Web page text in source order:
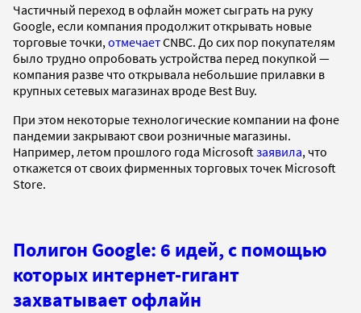
Частичный переход в офлайн может сыграть на руку
Google, если компания продолжит открывать новые
торговые точки, отмечаетCNBC. До сих пор покупателям
было трудно опробовать устройства перед покупкой —
компания разве что открывала небольшие прилавки в
крупных сетевых магазинах вроде Best Buy.
При этом некоторые технологические компании на фоне
пандемии закрывают свои розничные магазины.
Например, летом прошлого года Microsoft заявила, что
откажется от своих фирменных торговых точек Microsoft
Store.
Полигон Google: 6 идей, с помощью
которых интернет-гигант
захватывает офлайн